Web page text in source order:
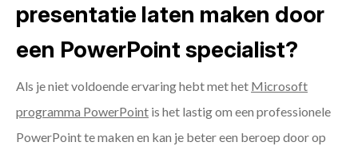
presentatie laten maken door
een PowerPoint specialist?
Als je niet voldoende ervaring hebt met het Microsoft
programma PowerPoint is het lastig om een professionele
PowerPoint te maken en kan je beter een beroep door op